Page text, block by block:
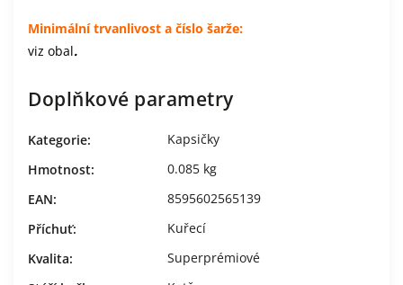
Minimální trvanlivost a číslo šarže:
viz obal.
Doplňkové parametry
Kategorie:
Kapsičky
Hmotnost:
0.085 kg
EAN:
8595602565139
Příchuť:
Kuřecí
Kvalita:
Superprémiové